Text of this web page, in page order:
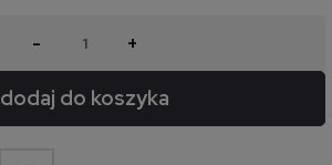
- +
dodaj do koszyka